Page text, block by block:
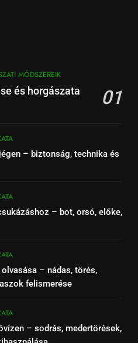
MÓDSZEREIK
és horgászata 01
– biztonság, technika és
– bot, orsó, előke,
– nádas, törés,
felismerése
– sodrás, medertörések,